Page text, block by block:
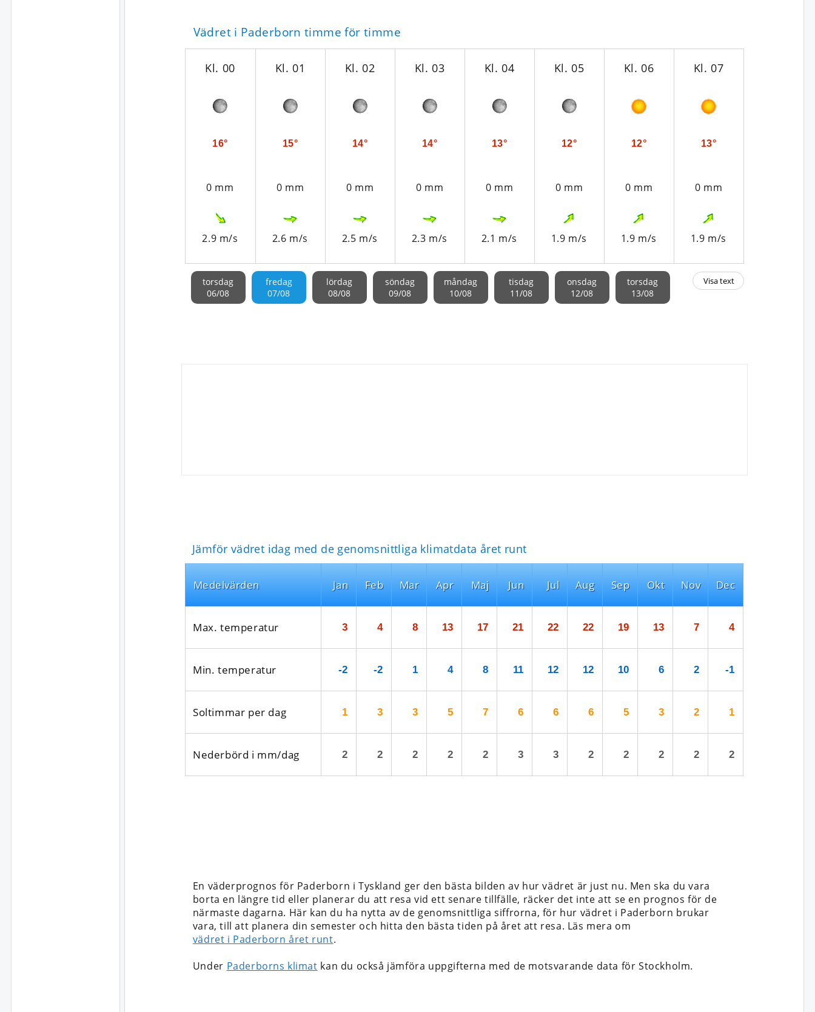
Vädret i Paderborn timme för timme
torsdag
06/08
fredag
07/08
Kl. 00
16°
0 mm
2.9 m/s
Kl. 01
15°
0 mm
2.6 m/s
Kl. 02
14°
0 mm
2.5 m/s
Kl. 03
14°
0 mm
2.3 m/s
Kl. 04
13°
0 mm
2.1 m/s
Kl. 05
12°
0 mm
1.9 m/s
Kl. 06
12°
0 mm
1.9 m/s
Kl. 07
13°
0 mm
1.9 m/s
lördag
08/08
söndag
09/08
måndag
10/08
tisdag
11/08
onsdag
12/08
torsdag
13/08
Visa text
Jämför vädret idag med de genomsnittliga klimatdata året runt
Medel­värden
Max. temperatur
Min. temperatur
Soltimmar per dag
Nederbörd i mm/dag
Jan
3
-2
1
2
Feb
4
-2
3
2
Mar
8
1
3
2
Apr
13
4
5
2
Maj
17
8
7
2
Jun
21
11
6
3
Jul
22
12
6
3
Aug
22
12
6
2
Sep
19
10
5
2
Okt
13
6
3
2
Nov
7
2
2
2
Dec
4
-1
1
2
En väderprognos för Paderborn i Tyskland ger den bästa bilden av hur vädret är just nu. Men ska du vara
borta en längre tid eller planerar du att resa vid ett senare tillfälle, räcker det inte att se en prognos för de
närmaste dagarna. Här kan du ha nytta av de genomsnittliga siffrorna, för hur vädret i Paderborn brukar
vara, till att planera din semester och hitta den bästa tiden på året att resa. Läs mera om
vädret i Paderborn året runt.
Under Paderborns klimat kan du också jämföra uppgifterna med de motsvarande data för Stockholm.